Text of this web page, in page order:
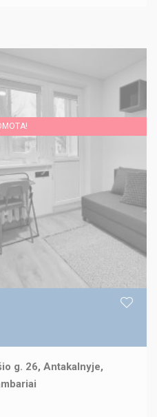
g. 26, Antakalnyje,